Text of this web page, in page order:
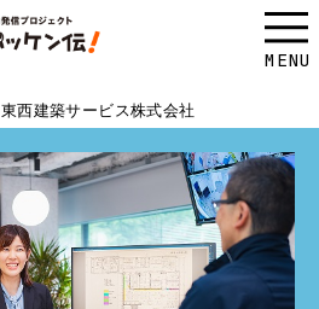
MENU
東西建築サービス株式会社